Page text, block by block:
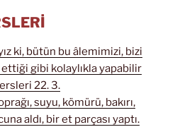
ki, bütün bu âlemimizi, bizi
gibi kolaylıkla yapabilir
22. 3.
suyu, kömürü, bakırı,
aldı, bir et parçası yaptı.